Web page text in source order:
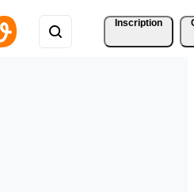
Inscription